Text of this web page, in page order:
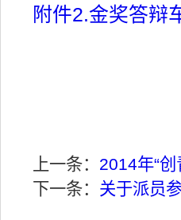
附件2.金奖答辩
上一条： 2014年“
下一条： 关于派员